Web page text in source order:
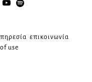
επικοινωνία
use